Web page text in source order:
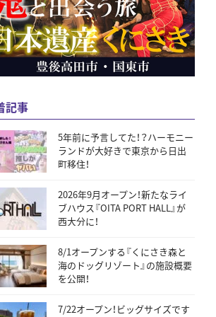
記事
5年前に予言してた！？ハーモニー
ランドが大好きで東京から日出
町移住！
2026年9月オープン！新たなライ
ブハウス『OITA PORT HALL』が
西大分に！
8/1オープンする『くにさき森と
海のドッグリゾート』の施設概要
を公開！
7/22オープン！ビッグサイズです